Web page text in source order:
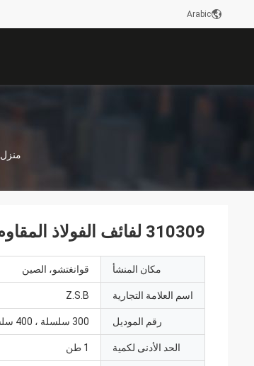
Arabic
منزل
310309 لفائف الفولاذ المقاوم للصدأ المدرفلة على الساخن مصقول 3.0 مم - 12 مم
مكان المنشأ قوانغتشو، الصين
اسم العلامة التجارية Z.S.B
رقم الموديل 300 سلسلة ، 400 سلسلة ، 200 سلسلة ،
الحد الأدنى لكمية 1 طن